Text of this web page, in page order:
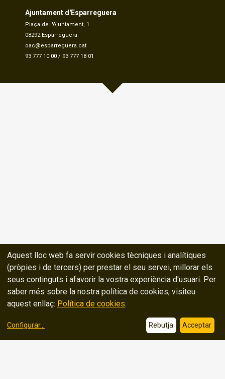
Ajuntament d'Esparreguera
Plaça de l'Ajuntament, 1
08292 Esparreguera
oac@esparreguera.cat
93 777 10 00 / 93 777 18 01
Aquest lloc web fa servir cookies tècniques i analítiques
(pròpies i de tercers) per prestar el seu servei, millorar els
seus continguts i afavorir la vostra experiència d'usuari. Per
saber més sobre la nostra política de cookies, visiteu
aquest enllaç: Política de cookies.
Configurar... Rebutja Acceptar